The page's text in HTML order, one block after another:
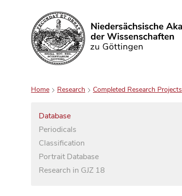
Search
Home Research Completed Research Projects
Database
Periodicals
Classification
Portrait Database
Research in GJZ 18